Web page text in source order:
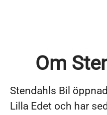
Om
Stendahls Bil
Lilla Edet och har